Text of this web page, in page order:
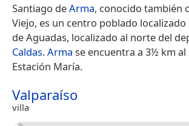
Santiago deArma, conocido también
Viejo, es un centro poblado
de Aguadas, localizado al norte del
Caldas.Arma se encuentra a 3½ km
Estación María.
Valparaíso
villa